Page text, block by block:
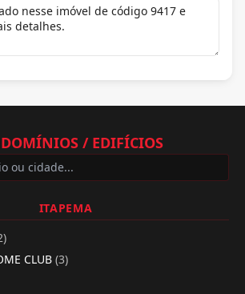
/ EDIFÍCIOS
ITAPEMA
CLUB (3)